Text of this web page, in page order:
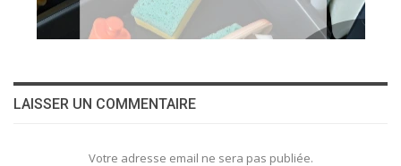
LAISSER UN COMMENTAIRE
Votre adresse email ne sera pas publiée.